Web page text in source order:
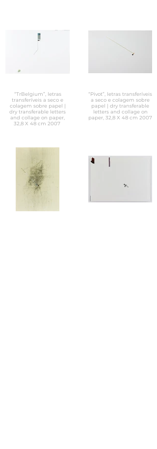
“TrBelgium”, letras
transferíveis a seco e
colagem sobre papel |
dry transferable letters
and collage on paper,
32,8 X 48 cm 2007
“Pivot”, letras transferíveis
a seco e colagem sobre
papel | dry transferable
letters and collage on
paper, 32,8 X 48 cm 2007